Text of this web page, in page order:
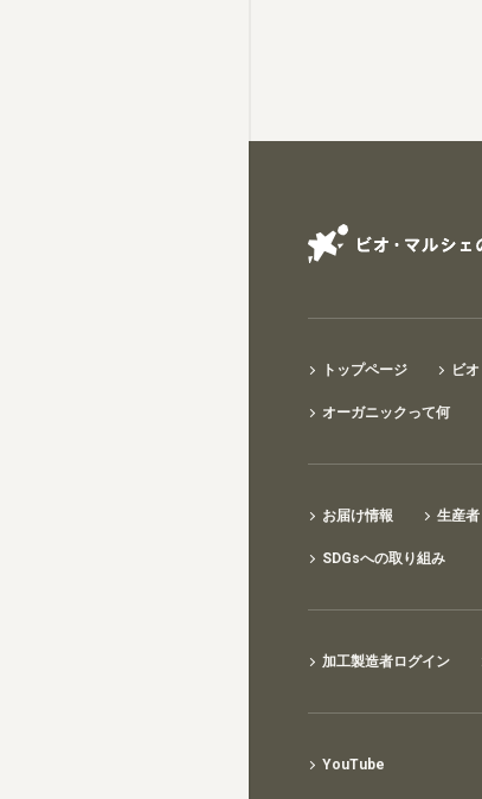
トップページ ビ
オーガニックって何
お届け情報 生産
SDGsへの取り組み
加工製造者ログイン
YouTube